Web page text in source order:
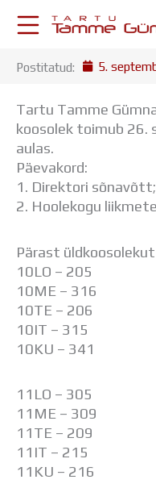
Postkast
Drive
Tamme TV
Tamme Leht
Kooliraadio
Koorilaul
Tunniplaan
Aastaplaan
Õppekava
Ainepassid
Huviringid
Õpilastööd
Kodukord
Projektid
ÜLDINFO
Sisseastumine
Meie kool
Postitatud: 5.
Tartu Tamme
koosolek toimub 26.
aulas.
Päevakord:
1. Direktori sõnavõtt;
2. Hoolekogu
Pärast
10LO – 205
10ME – 316
10TE – 206
10IT – 315
10KU – 341
11LO – 305
11ME – 309
11TE – 209
11IT – 215
11KU – 216